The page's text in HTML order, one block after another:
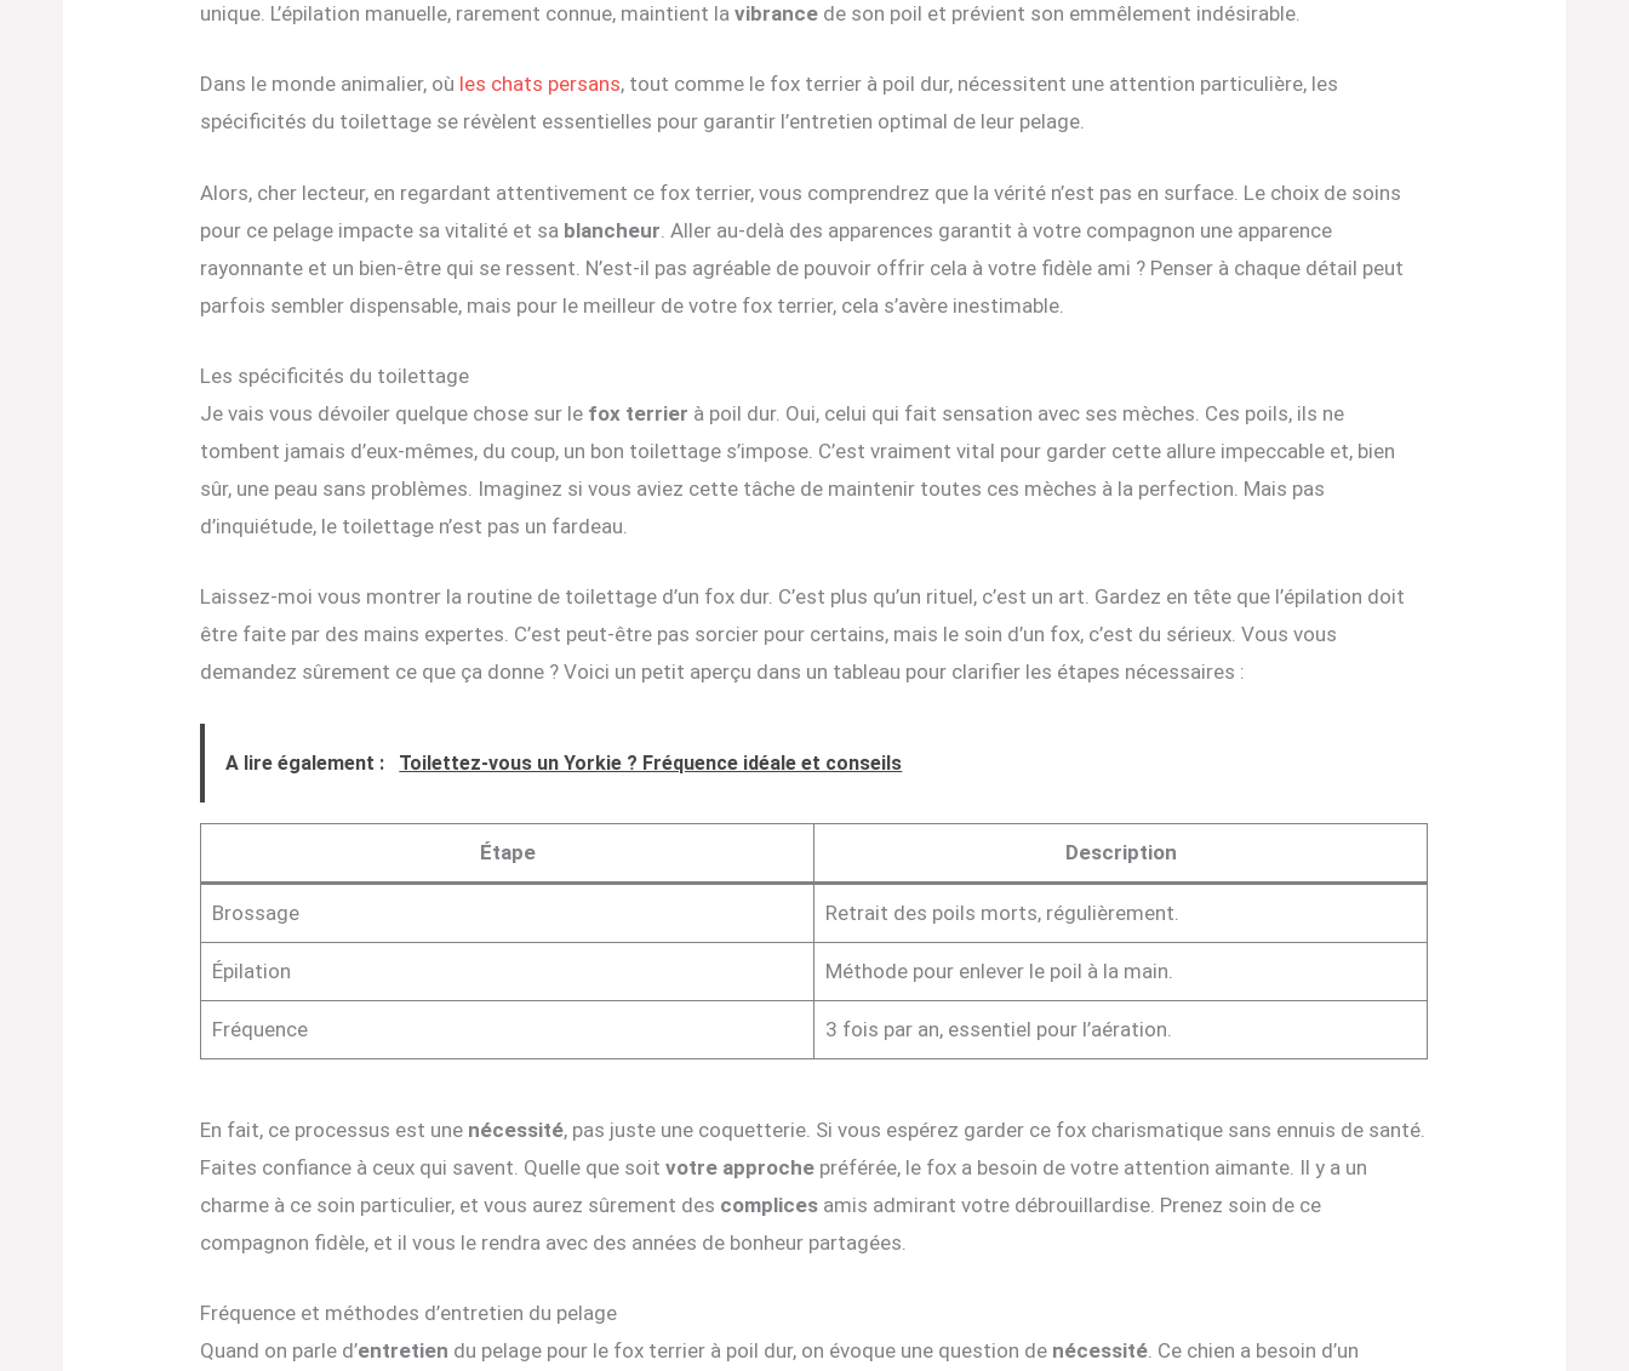
unique. L’épilation manuelle, rarement connue, maintient lavibrance de son poil et prévient son emmêlement indésirable.
Dans le monde animalier, où les chats persans, tout comme le fox terrier à poil dur, nécessitent une attention particulière, les
spécificités du toilettage se révèlent essentielles pour garantir l’entretien optimal de leur pelage.
Alors, cher lecteur, en regardant attentivement ce fox terrier, vous comprendrez que la vérité n’est pas en surface. Le choix de soins
pour ce pelage impacte sa vitalité et sa blancheur . Aller au-delà des apparences garantit à votre compagnon une apparence
rayonnante et un bien-être qui se ressent. N’est-il pas agréable de pouvoir offrir cela à votre fidèle ami ? Penser à chaque détail peut
parfois sembler dispensable, mais pour le meilleur de votre fox terrier, cela s’avère inestimable.
Les spécificités du toilettage
Je vais vous dévoiler quelque chose sur le fox terrier à poil dur. Oui, celui qui fait sensation avec ses mèches. Ces poils, ils ne
tombent jamais d’eux-mêmes, du coup, un bon toilettage s’impose. C’est vraiment vital pour garder cette allure impeccable et, bien
sûr, une peau sans problèmes. Imaginez si vous aviez cette tâche de maintenir toutes ces mèches à la perfection. Mais pas
d’inquiétude, le toilettage n’est pas un fardeau.
Laissez-moi vous montrer la routine de toilettage d’un fox dur. C’est plus qu’un rituel, c’est un art. Gardez en tête que l’épilation doit
être faite par des mains expertes. C’est peut-être pas sorcier pour certains, mais le soin d’un fox, c’est du sérieux. Vous vous
demandez sûrement ce que ça donne ? Voici un petit aperçu dans un tableau pour clarifier les étapes nécessaires :
A lire également : Toilettez-vous un Yorkie ? Fréquence idéale et conseils
Étape Description
Brossage Retrait des poils morts, régulièrement.
Épilation Méthode pour enlever le poil à la main.
Fréquence 3 fois par an, essentiel pour l’aération.
En fait, ce processus est une nécessité, pas juste une coquetterie. Si vous espérez garder ce fox charismatique sans ennuis de santé.
Faites confiance à ceux qui savent. Quelle que soitvotre approche préférée, le fox a besoin de votre attention aimante. Il y a un
charme à ce soin particulier, et vous aurez sûrement des complices amis admirant votre débrouillardise. Prenez soin de ce
compagnon fidèle, et il vous le rendra avec des années de bonheur partagées.
Fréquence et méthodes d’entretien du pelage
Quand on parle d’entretien du pelage pour le fox terrier à poil dur, on évoque une question de nécessité . Ce chien a besoin d’un